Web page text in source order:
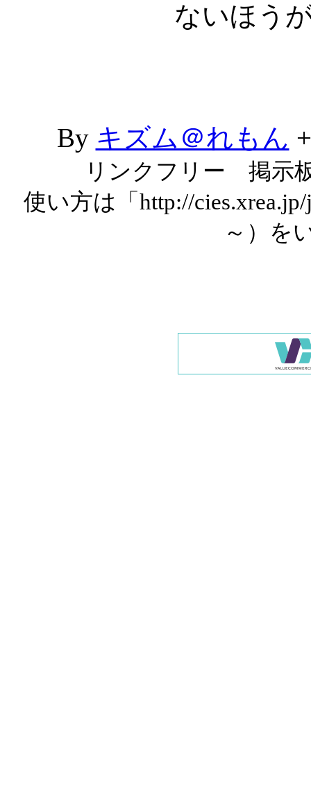
ないほう
By キズム＠れもん
リンクフリー 掲示
使い方は「http://
～）を